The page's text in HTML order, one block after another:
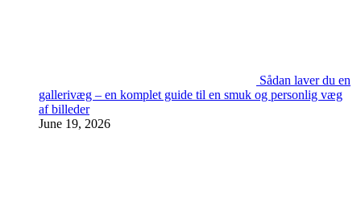
Sådan laver du en
gallerivæg – en komplet guide til en smuk og personlig væg
af billeder
June 19, 2026